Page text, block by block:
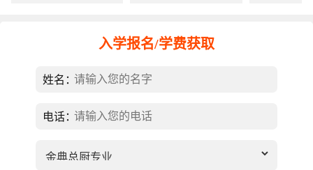
入学报名/学费获取
姓名：
电话：